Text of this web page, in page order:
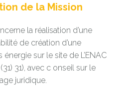
de la Mission
la réalisation d’une
de création d’une
énergie sur le site de L’ENAC
31), avec c onseil sur le
juridique.